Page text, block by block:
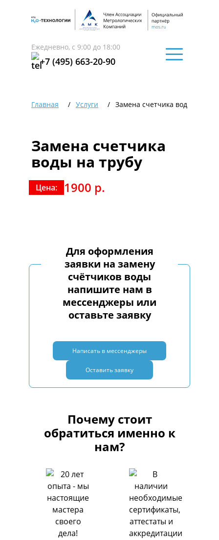
Ежедневно, с 9:00 до 18:00
+7 (495) 663-20-90
Главная Услуги Замена счетчика воды на
Замена счетчика
воды на трубу
Цена: 1900 р.
Для оформления
заявки на замену
счётчиков воды
напишите нам в
мессенджеры или
оставьте заявку
Написать в мессенджеры
Оставить заявку
Почему стоит
обратиться именно к
нам?